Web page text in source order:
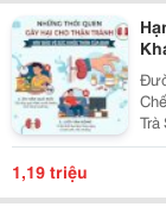
1,19 triệu